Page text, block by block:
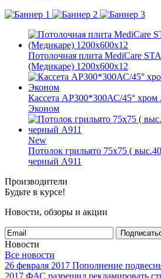
Потолочная плита MediCare
(Медикаре) 1200x600x12
Кассета AP300*300АС/45° хром
Эконом
New
Потолок грильято 75х75 (
черный А911
Производители
Будьте в курсе!
Новости, обзоры и акции
Новости
Все новости
26 февраля 2017 Пополнение
2017 ФАС разрешил рекламировать